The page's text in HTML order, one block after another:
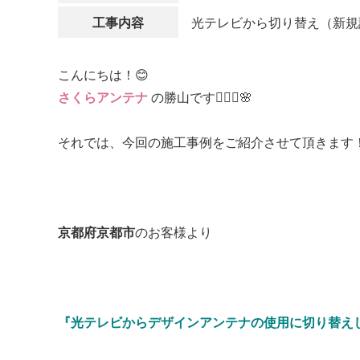
工事内容
光テレビから切り替え（新規
こんにちは！😊
さくらアンテナの勝山です👷🏻‍♂️🌸
それでは、今回の施工事例をご紹介させて頂きます
京都府京都市のお客様より
『光テレビからデザインアンテナの使用に切り替え